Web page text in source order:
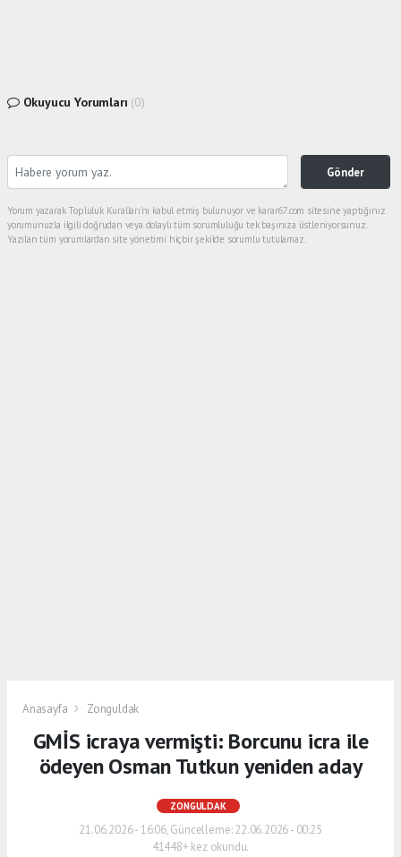
Okuyucu Yorumları (0)
Gönder
Yorum yazarak Topluluk Kuralları’nı kabul etmiş bulunuyor ve karar67.com sitesine yaptığınız
yorumunuzla ilgili doğrudan veya dolaylı tüm sorumluluğu tek başınıza üstleniyorsunuz.
Yazılan tüm yorumlardan site yönetimi hiçbir şekilde sorumlu tutulamaz.
Anasayfa Zonguldak
GMİS icraya vermişti: Borcunu icra ile
ödeyen Osman Tutkun yeniden aday
ZONGULDAK
21.06.2026 - 16:06, Güncelleme: 22.06.2026 - 00:25
41448+ kez okundu.